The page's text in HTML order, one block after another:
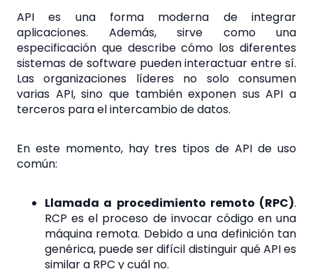
API es una forma moderna de integrar
aplicaciones. Además, sirve como una
especificación que describe cómo los diferentes
sistemas de software pueden interactuar entre sí.
Las organizaciones líderes no solo consumen
varias API, sino que también exponen sus API a
terceros para el intercambio de datos.
En este momento, hay tres tipos de API de uso
común:
Llamada a procedimiento remoto (RPC).
RCP es el proceso de invocar código en una
máquina remota. Debido a una definición tan
genérica, puede ser difícil distinguir qué API es
similar a RPC y cuál no.